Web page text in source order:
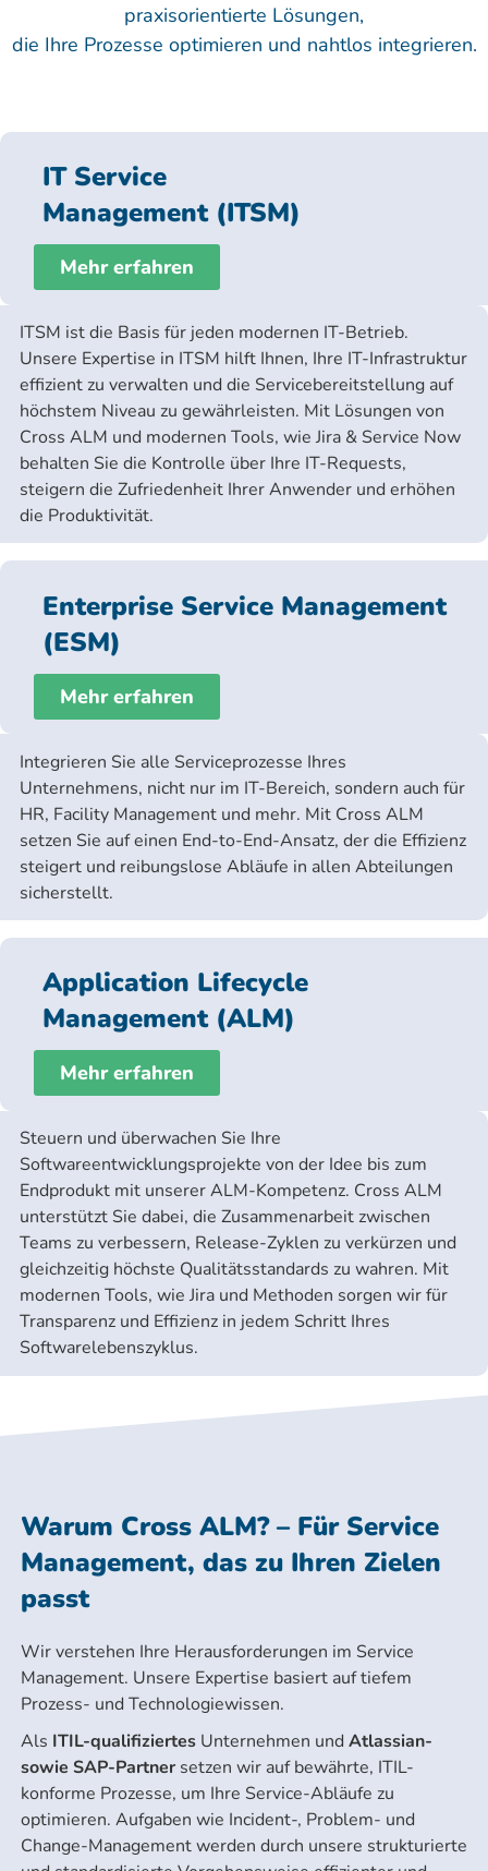
praxisorientierte Lösungen,
die Ihre Prozesse optimieren und nahtlos integrieren.
IT Service
Management (ITSM)
Mehr erfahren
ITSM ist die Basis für jeden modernen IT-Betrieb.
Unsere Expertise in ITSM hilft Ihnen, Ihre IT-Infrastruktur
effizient zu verwalten und die Servicebereitstellung auf
höchstem Niveau zu gewährleisten. Mit Lösungen von
Cross ALM und modernen Tools, wie Jira & Service Now
behalten Sie die Kontrolle über Ihre IT-Requests,
steigern die Zufriedenheit Ihrer Anwender und erhöhen
die Produktivität.
Enterprise Service Management
(ESM)
Mehr erfahren
Integrieren Sie alle Serviceprozesse Ihres
Unternehmens, nicht nur im IT-Bereich, sondern auch für
HR, Facility Management und mehr. Mit Cross ALM
setzen Sie auf einen End-to-End-Ansatz, der die Effizienz
steigert und reibungslose Abläufe in allen Abteilungen
sicherstellt.
Application Lifecycle
Management (ALM)
Mehr erfahren
Steuern und überwachen Sie Ihre
Softwareentwicklungsprojekte von der Idee bis zum
Endprodukt mit unserer ALM-Kompetenz. Cross ALM
unterstützt Sie dabei, die Zusammenarbeit zwischen
Teams zu verbessern, Release-Zyklen zu verkürzen und
gleichzeitig höchste Qualitätsstandards zu wahren. Mit
modernen Tools, wie Jira und Methoden sorgen wir für
Transparenz und Effizienz in jedem Schritt Ihres
Softwarelebenszyklus.
Warum Cross ALM? – Für Service
Management, das zu Ihren Zielen
passt
Wir verstehen Ihre Herausforderungen im Service
Management. Unsere Expertise basiert auf tiefem
Prozess- und Technologiewissen.
Als ITIL-qualifiziertes Unternehmen und Atlassian-
sowie SAP-Partner setzen wir auf bewährte, ITIL-
konforme Prozesse, um Ihre Service-Abläufe zu
optimieren. Aufgaben wie Incident-, Problem- und
Change-Management werden durch unsere strukturierte